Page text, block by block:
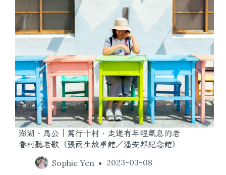
澎湖、馬公｜篤行十村．走進有年輕氣息的老
眷村聽老歌（張雨生故事館／潘安邦紀念館）
Sophie Yen
2023-03-08